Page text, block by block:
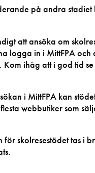
på andra
att ansöka om
logga in i MittFPA
Kom ihåg att i god tid
i MittFPA kan
webbutiker som
skolresestödet tas i